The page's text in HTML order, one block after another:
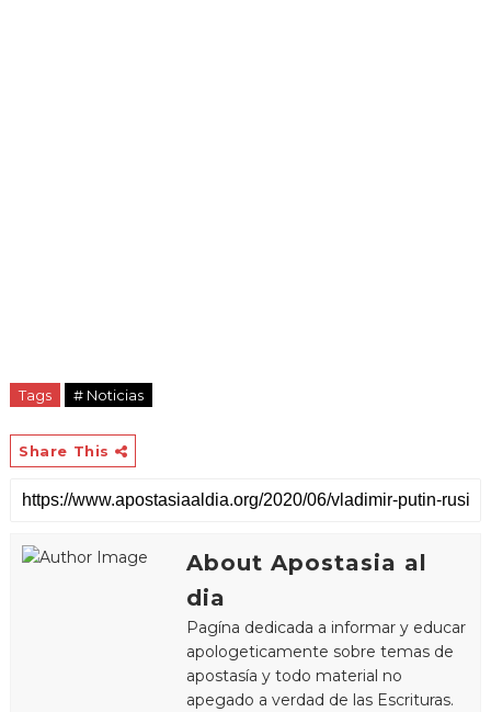
Tags # Noticias
Share This
About Apostasia al
dia
Pagína dedicada a informar y educar
apologeticamente sobre temas de
apostasía y todo material no
apegado a verdad de las Escrituras.